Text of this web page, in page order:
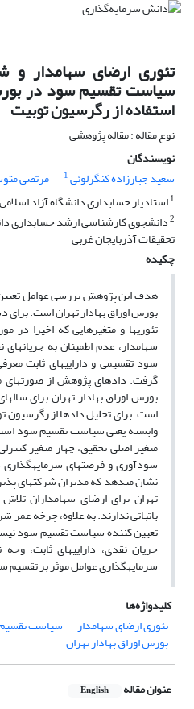
تئوری ارضای سهامدار و
سیاست تقسیم سود در بورس
استفاده از رگرسیون توبیت
نوع مقاله : مقاله پژوهشی
نویسندگان
سعید جبارزاده کنگرلوئی1 مرتضی
1استادیار حسابداری دانشگاه آزاد
2دانشجوی کارشناسی ارشد حسابداری
تحقیقات آذربایجان غربی
چکیده
هدف این پژوهش بررسی عوامل
بورس اوراق بهادار تهران است.
تئوری­ها و متغیرهایی که اخیرا
سهامدار، عدم اطمینان به
سود تقسیمی و دارایی­های ثابت
گرفت. دادهای پژوهش از صورت­های
است. برای تحلیل دادها از
وابسته یعنی سیاست تقسیم سود
متغیر اصلی تحقیق، چهار متغیر
سودآوری و فرصت­های
نشان می­دهد که مدیران شرکت­های
تهران برای ارضای سهامداران
باثباتی ندارند. به علاوه، چرخه
تعیین کننده سیاست تقسیم سود
جریان نقدی، دارایی­های ثابت،
سرمایه­گذاری عوامل موثر بر تقسیم
کلیدواژه‌ها
تئوری ارضای سهامدار
سیاست
بورس اوراق بهادار تهران
عنوان مقاله English